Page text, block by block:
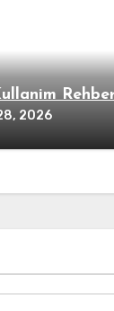
2026